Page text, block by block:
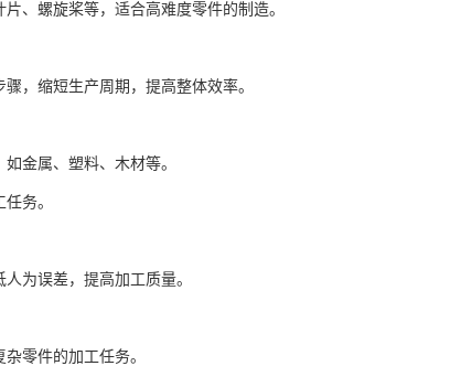
、螺旋桨等，适合高难度零件的制造。
，缩短生产周期，提高整体效率。
金属、塑料、木材等。
务。
为误差，提高加工质量。
零件的加工任务。